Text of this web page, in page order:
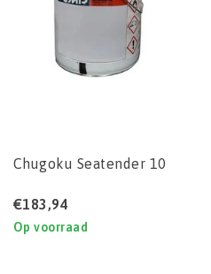
Chugoku Seatender 10
€183,94
Op voorraad